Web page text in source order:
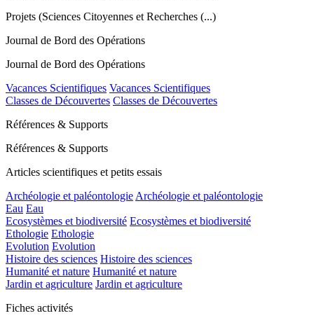
Projets (Sciences Citoyennes et Recherches (...)
Journal de Bord des Opérations
Journal de Bord des Opérations
Vacances Scientifiques Vacances Scientifiques
Classes de Découvertes Classes de Découvertes
Références & Supports
Références & Supports
Articles scientifiques et petits essais
Archéologie et paléontologieArchéologie et paléontologie
Eau Eau
Ecosystèmes et biodiversité Ecosystèmes et biodiversité
Ethologie Ethologie
Evolution Evolution
Histoire des sciences Histoire des sciences
Humanité et nature Humanité et nature
Jardin et agriculture Jardin et agriculture
Fiches activités